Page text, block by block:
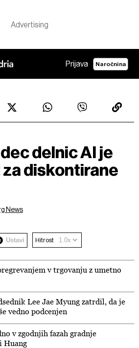
Prijava Naročnina
delnic AI je
diskontirane
News
Ustavi Hitrost
v trgovanju z umetno
Lee Jae Myung zatrdil, da je
vedno podcenjen
v zgodnjih fazah gradnje
Huang